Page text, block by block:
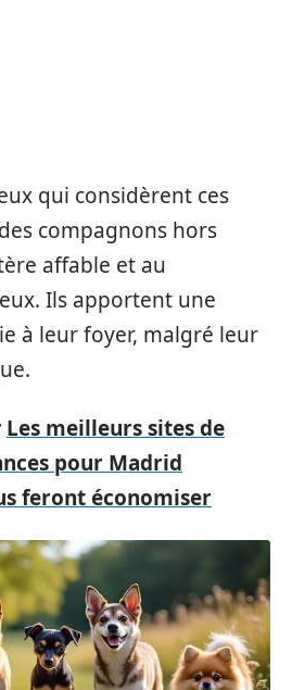
qui considèrent ces
compagnons hors
affable et au
Ils apportent une
à leur foyer, malgré leur
Les meilleurs sites de
pour Madrid
feront économiser